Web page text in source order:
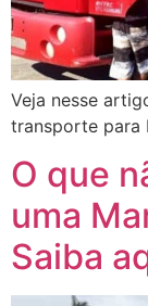
Veja nesse
transporte para
O que
uma
Saiba